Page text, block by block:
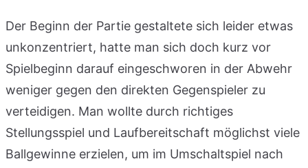
Der Beginn der Partie gestaltete sich leider etwas
unkonzentriert, hatte man sich doch kurz vor
Spielbeginn darauf eingeschworen in der Abwehr
weniger gegen den direkten Gegenspieler zu
verteidigen. Man wollte durch richtiges
Stellungsspiel und Laufbereitschaft möglichst viele
Ballgewinne erzielen, um im Umschaltspiel nach